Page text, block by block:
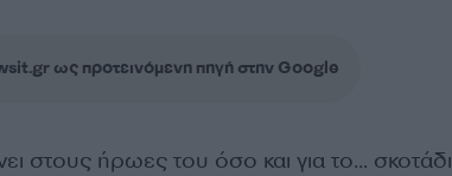
ως προτεινόμενη πηγή στην Google
στους ήρωες του όσο και για το… σκοτάδι